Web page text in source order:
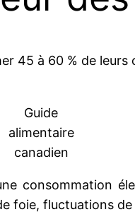
45 à 60 % de
Guide
alimentaire
canadien
consommation
foie, fluctuations